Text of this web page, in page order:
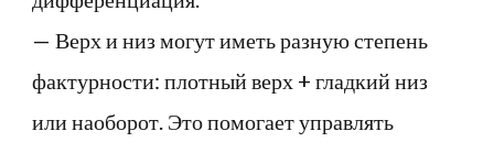
— Верх и низ могут иметь разную степень
фактурности: плотный верх + гладкий низ
или наоборот. Это помогает управлять